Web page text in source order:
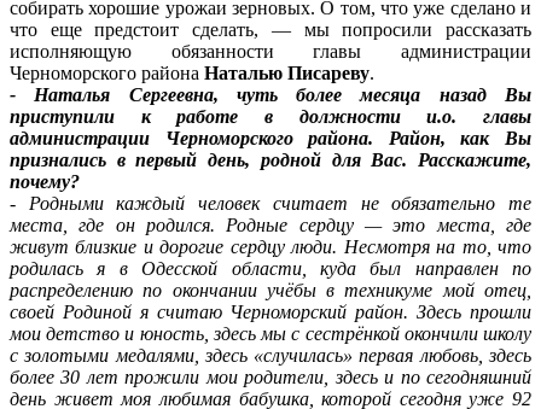
собирать хорошие урожаи зерновых. О том, что уже сделано и
что еще предстоит сделать, — мы попросили рассказать
исполняющую обязанности главы администрации
Черноморского района Наталью Писареву.
- Наталья Сергеевна, чуть более месяца назад Вы
приступили к работе в должности и.о. главы
администрации Черноморского района. Район, как Вы
признались в первый день, родной для Вас. Расскажите,
почему?
- Родными каждый человек считает не обязательно те
места, где он родился. Родные сердцу — это места, где
живут близкие и дорогие сердцу люди. Несмотря на то, что
родилась я в Одесской области, куда был направлен по
распределению по окончании учёбы в техникуме мой отец,
своей Родиной я считаю Черноморский район. Здесь прошли
мои детство и юность, здесь мы с сестрёнкой окончили школу
с золотыми медалями, здесь «случилась» первая любовь, здесь
более 30 лет прожили мои родители, здесь и по сегодняшний
день живет моя любимая бабушка, которой сегодня уже 92